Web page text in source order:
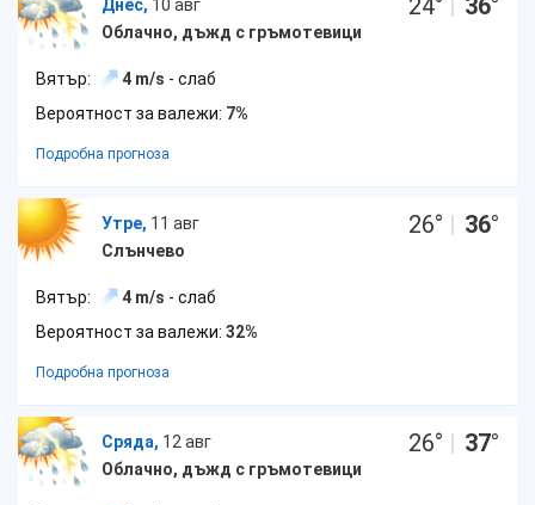
Днес, 10 авг
Облачно, дъжд с гръмотевици
24° | 36°
Вятър: 4 m/s - слаб
Вероятност за валежи: 7%
Подробна прогноза
Утре, 11 авг
Слънчево
26° | 36°
Вятър: 4 m/s - слаб
Вероятност за валежи: 32%
Подробна прогноза
Сряда, 12 авг
Облачно, дъжд с гръмотевици
26° | 37°